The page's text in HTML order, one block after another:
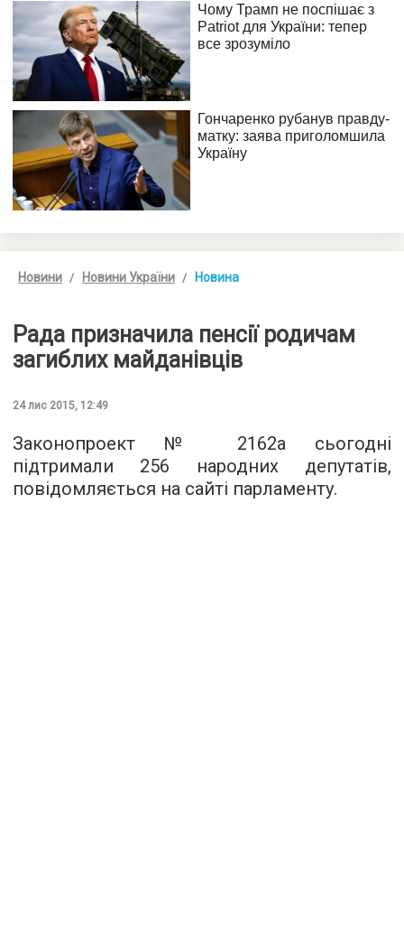
Новини Новини України Новина
Рада призначила пенсії родичам
загиблих майданівців
24 лис 2015, 12:49
Законопроект № 2162а сьогодні
підтримали 256 народних депутатів,
повідомляється на сайті парламенту.